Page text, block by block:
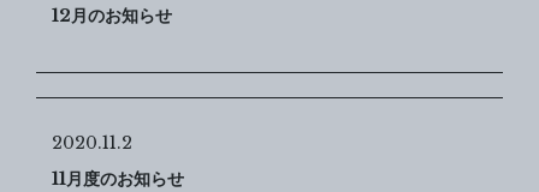
12月のお知らせ
2020.11.2
11月度のお知らせ